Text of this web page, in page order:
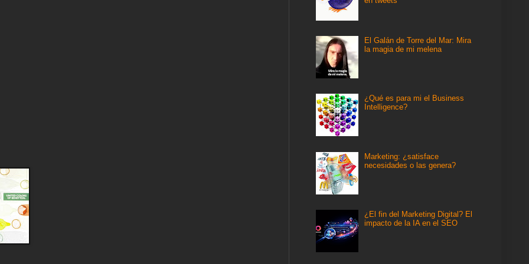
El Galán de Torre del Mar: Mira
la magia de mi melena
¿Qué es para mi el Business
Intelligence?
Marketing: ¿satisface
necesidades o las genera?
¿El fin del Marketing Digital? El
impacto de la IA en el SEO